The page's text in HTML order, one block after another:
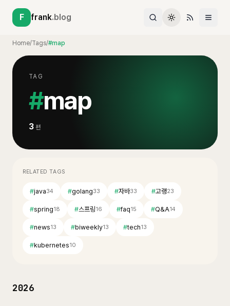
F frank.blog
Home/Tags/#map
TAG
#map
3 편
RELATED TAGS
#java34 #golang33 #자바33 #고랭23
#spring18 #스프링16 #faq15 #Q&A14
#news13 #biweekly13 #tech13
#kubernetes10
2026